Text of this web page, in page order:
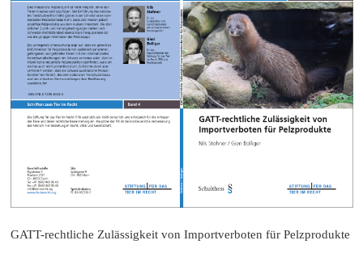
GATT-rechtliche Zulässigkeit von Importverboten für Pelzprodukte